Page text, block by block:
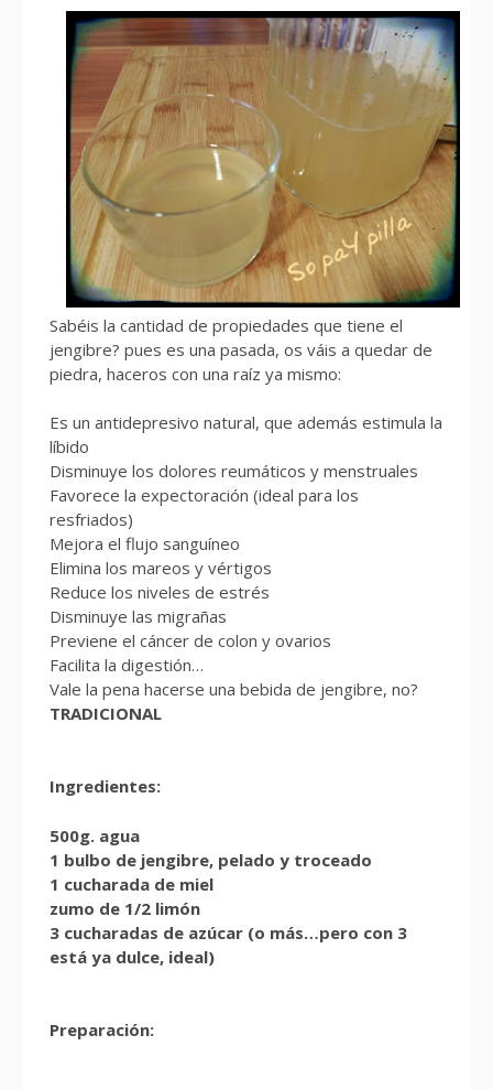
Sabéis la cantidad de propiedades que tiene el
jengibre? pues es una pasada, os váis a quedar de
piedra, haceros con una raíz ya mismo:
Es un antidepresivo natural, que además estimula la
líbido
Disminuye los dolores reumáticos y menstruales
Favorece la expectoración (ideal para los
resfriados)
Mejora el flujo sanguíneo
Elimina los mareos y vértigos
Reduce los niveles de estrés
Disminuye las migrañas
Previene el cáncer de colon y ovarios
Facilita la digestión…
Vale la pena hacerse una bebida de jengibre, no?
TRADICIONAL
Ingredientes:
500g. agua
1 bulbo de jengibre, pelado y troceado
1 cucharada de miel
zumo de 1/2 limón
3 cucharadas de azúcar (o más…pero con 3
está ya dulce, ideal)
Preparación: